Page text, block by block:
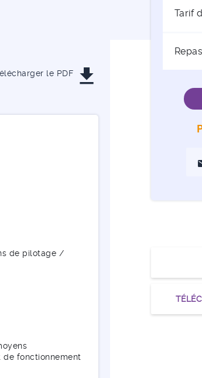
le PDF get_app
de pilotage /
de fonctionnement
Tarif
Repas